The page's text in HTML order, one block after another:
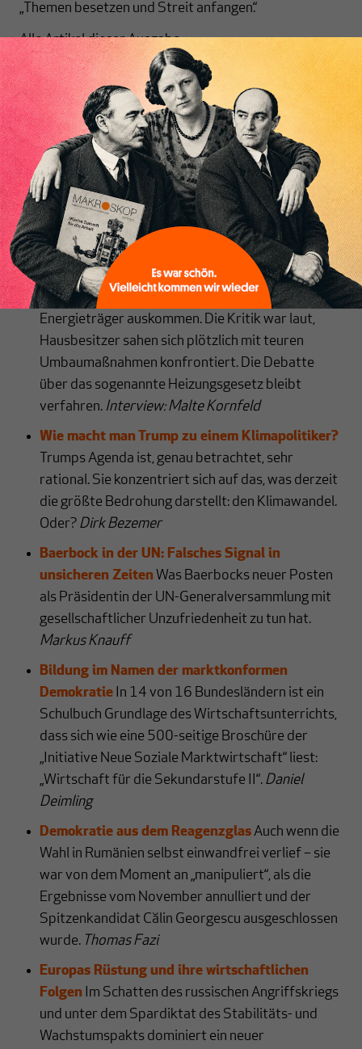
Inhaltsverzeichnis
„Themen besetzen und Streit anfangen.“
Alle Artikel dieser Ausgabe:
Merz’ Fehlstart könnte Europa teuer zu stehen
kommen Der groß angekündigte Politikwechsel in
der Außenpolitik ist gleich beim ersten Versuch
gescheitert: Weder Putin noch Trump lassen sich
von deutschen Forderungen beeindrucken. Doch
der Kanzler hält an seinem vollmundigen Kurs fest
– und geht große Risiken ein.Eric Bonse
Carsten Herbert: „Im Moment ist das
fehlgeleitetes Geld“
Nach der Novelle des
Gebäudeenergiegesetzes vom April 2023 soll das
Heizen im Privaten sukzessive ohne fossile
Energieträger auskommen. Die Kritik war laut,
Hausbesitzer sahen sich plötzlich mit teuren
Umbaumaßnahmen konfrontiert. Die Debatte
über das sogenannte Heizungsgesetz bleibt
verfahren. Interview: Malte Kornfeld
Wie macht man Trump zu einem Klimapolitiker?
Trumps Agenda ist, genau betrachtet, sehr
rational. Sie konzentriert sich auf das, was derzeit
die größte Bedrohung darstellt: den Klimawandel.
Oder? Dirk Bezemer
Baerbock in der UN: Falsches Signal in
unsicheren Zeiten Was Baerbocks neuer Posten
als Präsidentin der UN-Generalversammlung mit
gesellschaftlicher Unzufriedenheit zu tun hat.
Markus Knauff
Bildung im Namen der marktkonformen
Demokratie In 14 von 16 Bundesländern ist ein
Schulbuch Grundlage des Wirtschaftsunterrichts,
dass sich wie eine 500-seitige Broschüre der
„Initiative Neue Soziale Marktwirtschaft“ liest:
„Wirtschaft für die Sekundarstufe II“. Daniel
Deimling
Demokratie aus dem ReagenzglasAuch wenn die
Wahl in Rumänien selbst einwandfrei verlief – sie
war von dem Moment an „manipuliert“, als die
Ergebnisse vom November annulliert und der
Spitzenkandidat Călin Georgescu ausgeschlossen
wurde. Thomas Fazi
Europas Rüstung und ihre wirtschaftlichen
Folgen Im Schatten des russischen Angriffskriegs
und unter dem Spardiktat des Stabilitäts- und
Wachstumspakts dominiert ein neuer